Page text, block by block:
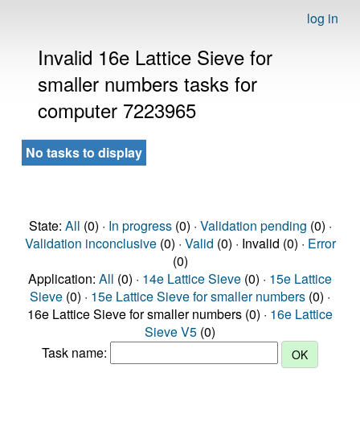
log in
Invalid 16e Lattice Sieve for
smaller numbers tasks for
computer 7223965
No tasks to display
State: All (0) · In progress(0) · Validation pending (0) ·
Validation inconclusive(0) · Valid (0) · Invalid (0) · Error
(0)
Application: All (0) · 14e Lattice Sieve (0) · 15e Lattice
Sieve (0) · 15e Lattice Sieve for smaller numbers (0) ·
16e Lattice Sieve for smaller numbers (0) · 16e Lattice
Sieve V5 (0)
Task name: